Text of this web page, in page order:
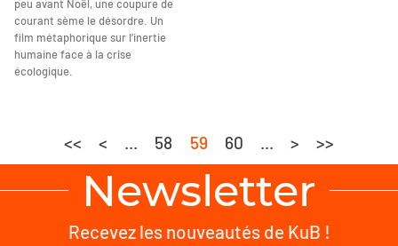
peu avant Noël, une coupure de
courant sème le désordre. Un
film métaphorique sur l’inertie
humaine face à la crise
écologique.
<< < ... 58 59 60 ... > >>
Newsletter
Recevez les nouveautés de KuB !